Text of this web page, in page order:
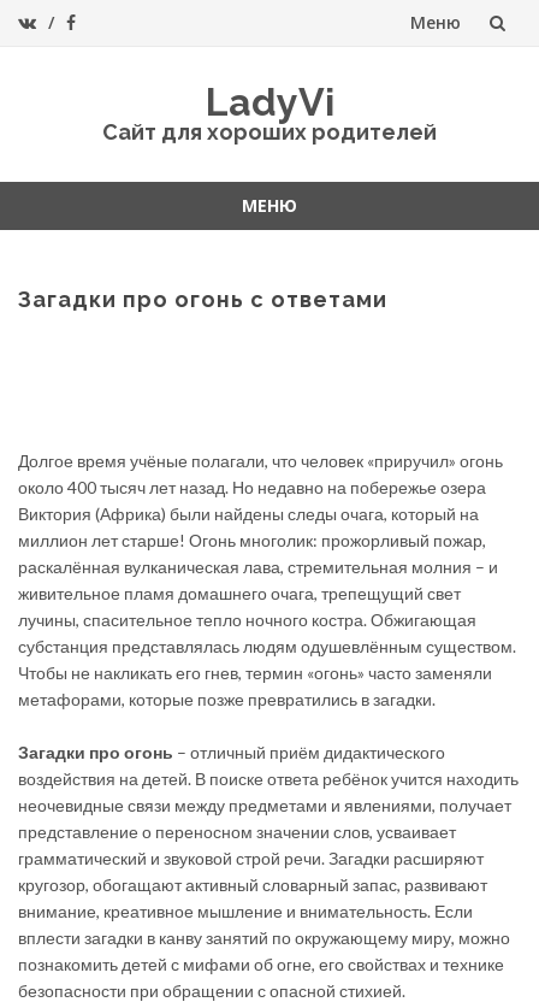
Меню
LadyVi
Сайт для хороших родителей
МЕНЮ
содержанию
Загадки про огонь с ответами
Долгое время учёные полагали, что человек «приручил» огонь
около 400 тысяч лет назад. Но недавно на побережье озера
Виктория (Африка) были найдены следы очага, который на
миллион лет старше! Огонь многолик: прожорливый пожар,
раскалённая вулканическая лава, стремительная молния – и
живительное пламя домашнего очага, трепещущий свет
лучины, спасительное тепло ночного костра. Обжигающая
субстанция представлялась людям одушевлённым существом.
Чтобы не накликать его гнев, термин «огонь» часто заменяли
метафорами, которые позже превратились в загадки.
Загадки про огонь – отличный приём дидактического
воздействия на детей. В поиске ответа ребёнок учится находить
неочевидные связи между предметами и явлениями, получает
представление о переносном значении слов, усваивает
грамматический и звуковой строй речи. Загадки расширяют
кругозор, обогащают активный словарный запас, развивают
внимание, креативное мышление и внимательность. Если
вплести загадки в канву занятий по окружающему миру, можно
познакомить детей с мифами об огне, его свойствах и технике
безопасности при обращении с опасной стихией.